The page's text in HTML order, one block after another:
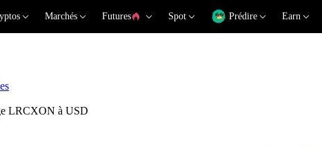
Marchés Futures Spot Prédire Earn
LRCXON à USD